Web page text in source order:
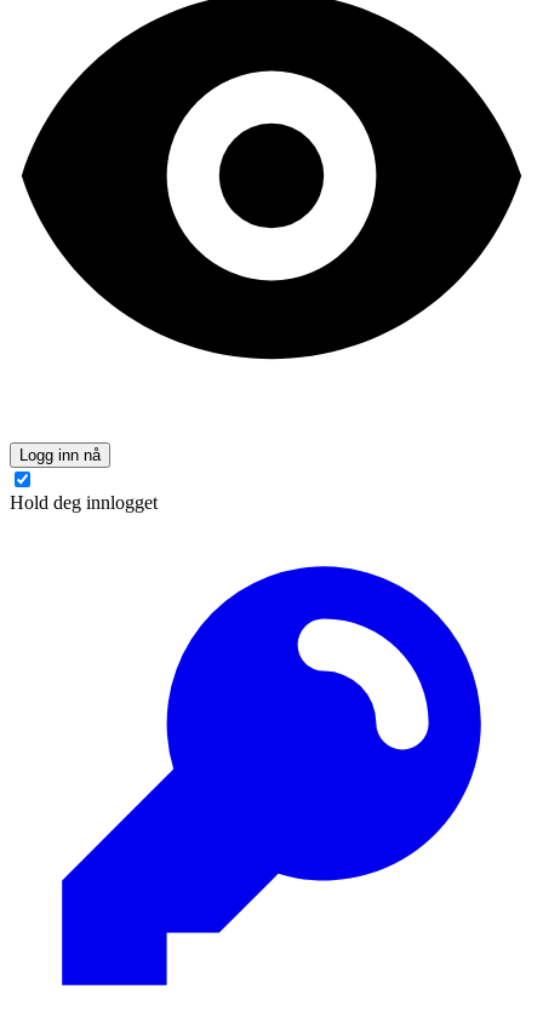
Logg inn nå
Hold deg innlogget